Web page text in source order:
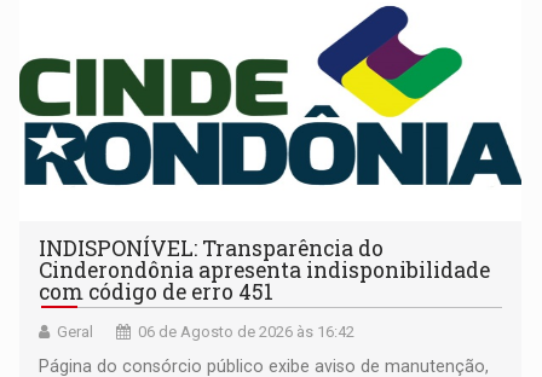
INDISPONÍVEL: Transparência do
Cinderondônia apresenta indisponibilidade
com código de erro 451
Geral 06 de Agosto de 2026 às 16:42
Página do consórcio público exibe aviso de manutenção,